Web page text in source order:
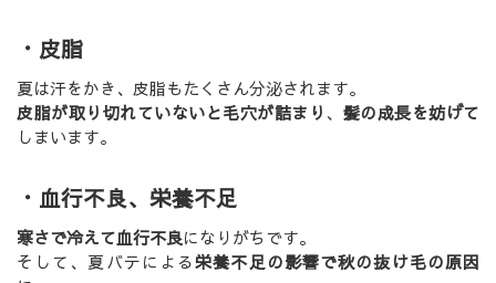
・皮脂
夏は汗をかき、皮脂もたくさん分泌されます。
皮脂が取り切れていないと毛穴が詰まり 、 髪の成長を妨げて
しまいます。
・血行不良、栄養不足
寒さで冷えて血行不良になりがちです。
そして、夏バテによる栄養不足の影響で秋の抜け毛の原因